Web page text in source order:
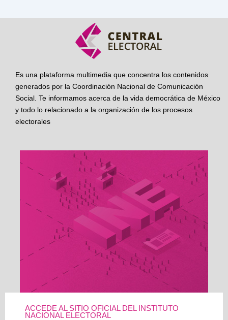
Es una plataforma multimedia que concentra los contenidos
generados por la Coordinación Nacional de Comunicación
Social. Te informamos acerca de la vida democrática de México
y todo lo relacionado a la organización de los procesos
electorales
ACCEDE AL SITIO OFICIAL DEL INSTITUTO
NACIONAL ELECTORAL